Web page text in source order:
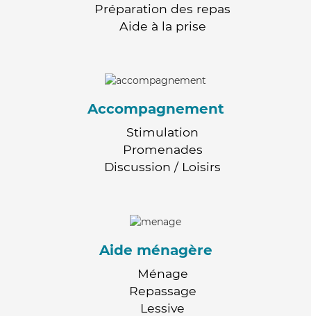
Préparation des repas
Aide à la prise
Accompagnement
Stimulation
Promenades
Discussion / Loisirs
Aide ménagère
Ménage
Repassage
Lessive